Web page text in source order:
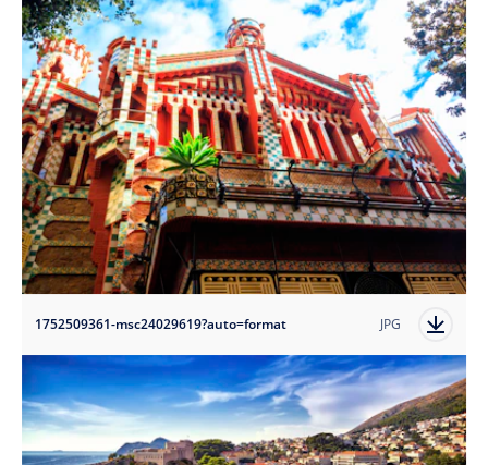
1752509361-msc24029619?auto=format JPG